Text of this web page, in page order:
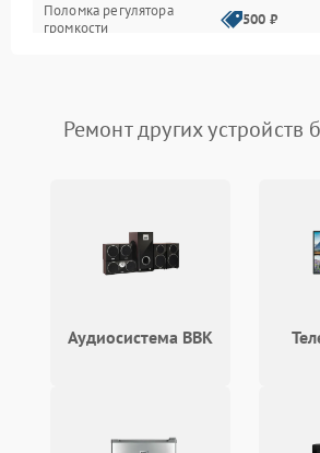
Поломка регулятора
громкости
500 ₽
Неисправность системы
защиты от короткого
замыкания
Повреждение системы
защиты от перегрева
перенапряжения
Ремонт других устройств
Аудиосистема BBK